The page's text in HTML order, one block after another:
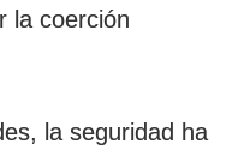
la coerción
la seguridad ha